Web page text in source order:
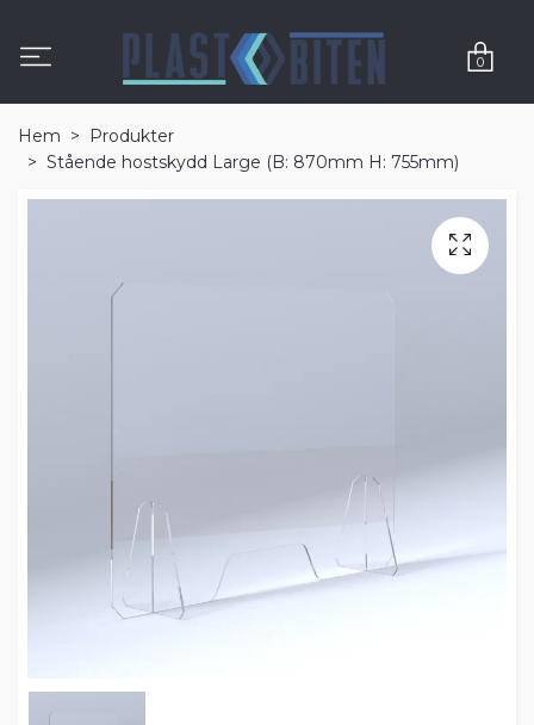
0
Hem
Produkter
Stående hostskydd Large (B: 870mm H: 755mm)